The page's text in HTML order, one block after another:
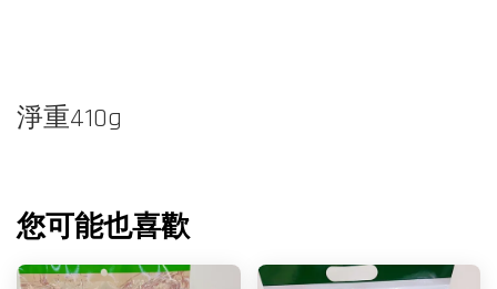
淨重410g
您可能也喜歡